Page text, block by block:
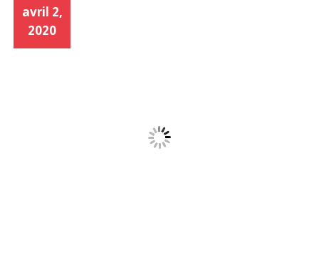
avril 2,
2020